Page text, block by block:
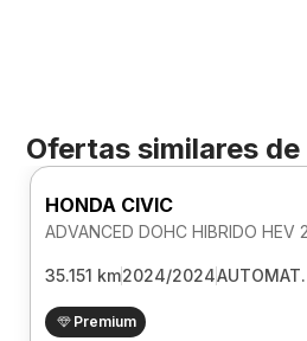
Ofertas similares de
HONDA CIVIC
35.151 km2024/2024AUTOMAT.
Premium